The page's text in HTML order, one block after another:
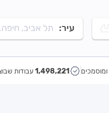
עיר: תל אביב,
1,498,221 עבודות